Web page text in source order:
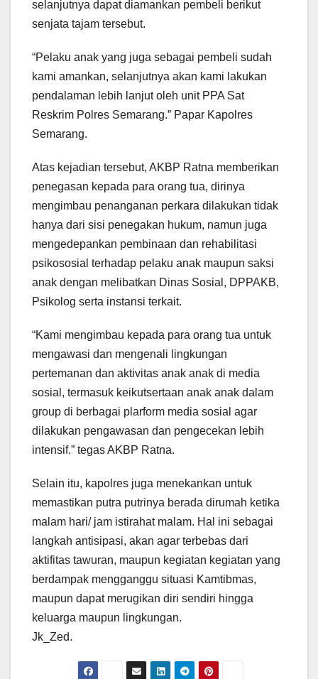
selanjutnya dapat diamankan pembeli berikut
senjata tajam tersebut.
“Pelaku anak yang juga sebagai pembeli sudah
kami amankan, selanjutnya akan kami lakukan
pendalaman lebih lanjut oleh unit PPA Sat
Reskrim Polres Semarang.” Papar Kapolres
Semarang.
Atas kejadian tersebut, AKBP Ratna memberikan
penegasan kepada para orang tua, dirinya
mengimbau penanganan perkara dilakukan tidak
hanya dari sisi penegakan hukum, namun juga
mengedepankan pembinaan dan rehabilitasi
psikososial terhadap pelaku anak maupun saksi
anak dengan melibatkan Dinas Sosial, DPPAKB,
Psikolog serta instansi terkait.
“Kami mengimbau kepada para orang tua untuk
mengawasi dan mengenali lingkungan
pertemanan dan aktivitas anak anak di media
sosial, termasuk keikutsertaan anak anak dalam
group di berbagai plarform media sosial agar
dilakukan pengawasan dan pengecekan lebih
intensif.” tegas AKBP Ratna.
Selain itu, kapolres juga menekankan untuk
memastikan putra putrinya berada dirumah ketika
malam hari/ jam istirahat malam. Hal ini sebagai
langkah antisipasi, akan agar terbebas dari
aktifitas tawuran, maupun kegiatan kegiatan yang
berdampak mengganggu situasi Kamtibmas,
maupun dapat merugikan diri sendiri hingga
keluarga maupun lingkungan.
Jk_Zed.